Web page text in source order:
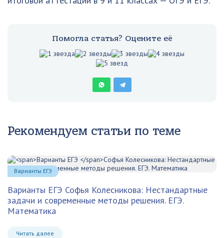
Помогла статья? Оцените её
Рекомендуем статьи по теме
Варианты ЕГЭ Софья Колесникова: Нестандартные
задачи и современные методы решения. ЕГЭ.
Математика
Читать далее
Варианты ЕГЭ